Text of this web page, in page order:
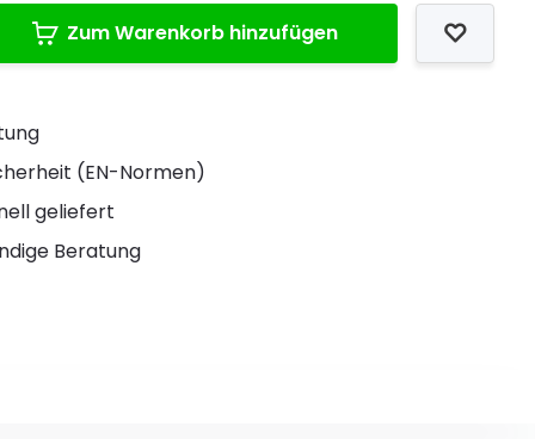
Zum Warenkorb hinzufügen
(EN-Normen)
geliefert
Beratung